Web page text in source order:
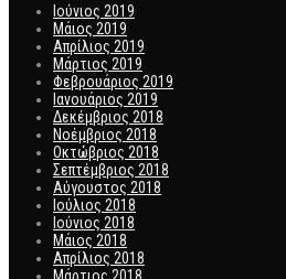
Ιούνιος 2019
Μάιος 2019
Απρίλιος 2019
Μάρτιος 2019
Φεβρουάριος 2019
Ιανουάριος 2019
Δεκέμβριος 2018
Νοέμβριος 2018
Οκτώβριος 2018
Σεπτέμβριος 2018
Αύγουστος 2018
Ιούλιος 2018
Ιούνιος 2018
Μάιος 2018
Απρίλιος 2018
Μάρτιος 2018